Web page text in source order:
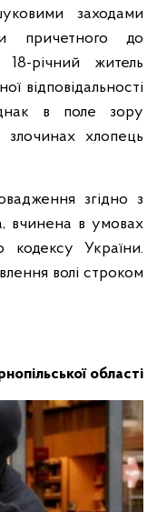
заходами
причетного до
річний житель
відповідальності
в поле зору
злочинах хлопець
згідно з
вчинена в умовах
кодексу України.
волі строком
області